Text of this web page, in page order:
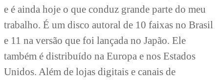
e é ainda hoje o que conduz grande parte do meu
trabalho. É um disco autoral de 10 faixas no Brasil
e 11 na versão que foi lançada no Japão. Ele
também é distribuído na Europa e nos Estados
Unidos. Além de lojas digitais e canais de